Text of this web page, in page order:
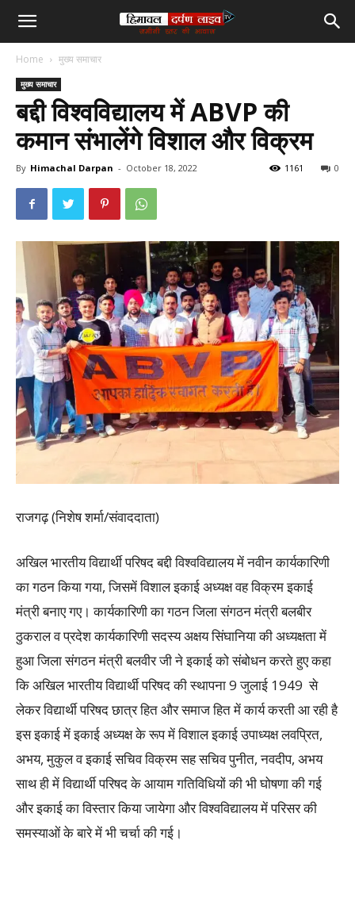
हिमाचल
लाइव
टीवी
Home मुख्य समाचार
मुख्य समाचार
बद्दी विश्वविद्यालय में ABVP की
कमान संभालेंगे विशाल और विक्रम
By Himachal Darpan - October 18, 2022 0
1161
राजगढ़ (निशेष शर्मा/संवाददाता)
अखिल भारतीय विद्यार्थी परिषद बद्दी विश्वविद्यालय में नवीन कार्यकारिणी
का गठन किया गया, जिसमें विशाल इकाई अध्यक्ष वह विक्रम इकाई
मंत्री बनाए गए। कार्यकारिणी का गठन जिला संगठन मंत्री बलबीर
ठुकराल व प्रदेश कार्यकारिणी सदस्य अक्षय सिंघानिया की अध्यक्षता में
हुआ जिला संगठन मंत्री बलवीर जी ने इकाई को संबोधन करते हुए कहा
कि अखिल भारतीय विद्यार्थी परिषद की स्थापना 9 जुलाई 1949 से
लेकर विद्यार्थी परिषद छात्र हित और समाज हित में कार्य करती आ रही है
इस इकाई में इकाई अध्यक्ष के रूप में विशाल इकाई उपाध्यक्ष लवप्रित,
अभय, मुकुल व इकाई सचिव विक्रम सह सचिव पुनीत, नवदीप, अभय
साथ ही में विद्यार्थी परिषद के आयाम गतिविधियों की भी घोषणा की गई
और इकाई का विस्तार किया जायेगा और विश्वविद्यालय में परिसर की
समस्याओं के बारे में भी चर्चा की गई।